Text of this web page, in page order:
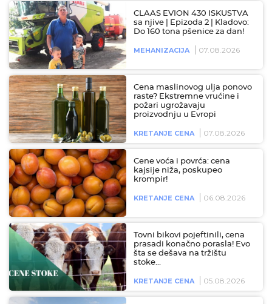
CLAAS EVION 430 ISKUSTVA
sa njive | Epizoda 2 | Kladovo:
Do 160 tona pšenice za dan!
MEHANIZACIJA 07.08.2026
Cena maslinovog ulja ponovo
raste? Ekstremne vrućine i
požari ugrožavaju
proizvodnju u Evropi
KRETANJE CENA 07.08.2026
Cene voća i povrća: cena
kajsije niža, poskupeo
krompir!
KRETANJE CENA 06.08.2026
Tovni bikovi pojeftinili, cena
prasadi konačno porasla! Evo
šta se dešava na tržištu
stoke…
KRETANJE CENA 05.08.2026